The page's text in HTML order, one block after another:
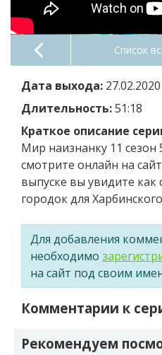
Список
Дата выхода: 27.02.2020
Длительность:51:18
Краткое описание
Мир наизнанку 11 сезон
смотрите онлайн на
выпуске вы увидите как
городок для
Для добавления
необходимо
на сайт под своим
Комментарии к
Рекомендуем